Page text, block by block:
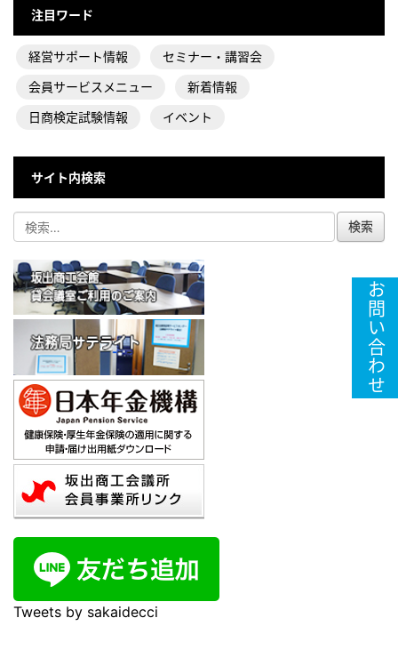
注目ワード
経営サポート情報
セミナー・講習会
会員サービスメニュー
新着情報
日商検定試験情報
イベント
サイト内検索
Tweets by sakaidecci
お問い合わせ